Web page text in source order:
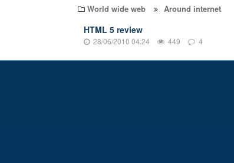
World wide web Around internet
HTML 5 review
28/06/2010 04:24 449 4